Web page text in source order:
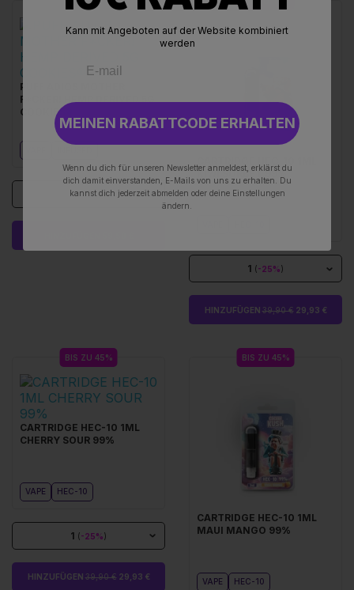
PUFF ADIOS MOTHER
F*CKER! HEMP DERIVED 5G
COOKIES®
1
KIWI SORBET 99%
1 (-25%)
HINZUFÜGEN 39,90 € 29,93 €
BIS ZU 45%
CARTRIDGE HEC-10 1ML
CHERRY SOUR 99%
VAPE HEC-10
1 (-25%)
HINZUFÜGEN 39,90 € 29,93 €
BIS ZU 45%
CARTRIDGE HEC-10 1ML
MAUI MANGO 99%
VAPE HEC-10
Kann mit Angeboten auf der Website kombiniert
werden
MEINEN RABATTCODE ERHALTEN
Wenn du dich für unseren Newsletter anmeldest, erklärst du
dich damit einverstanden, E-Mails von uns zu erhalten. Du
kannst dich jederzeit abmelden oder deine Einstellungen
ändern.